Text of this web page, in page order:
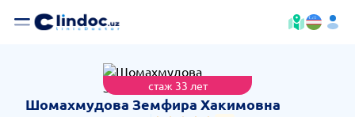
стаж 33 лет
Шомахмудова Земфира Хакимовна